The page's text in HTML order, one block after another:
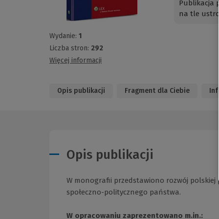
Wydanie: 1
Liczba stron: 292
Więcej informacji
Publikacja
na tle
Opis publikacji Fragment dla Ciebie
Opis publikacji
W monografii przedstawiono rozwój
społeczno-politycznego państwa.
W opracowaniu zaprezentowano m.in.: